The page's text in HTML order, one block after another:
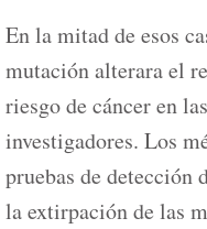
En la mitad de esos
mutación alterara el
riesgo de cáncer en
investigadores. Los
pruebas de detección
la extirpación de las